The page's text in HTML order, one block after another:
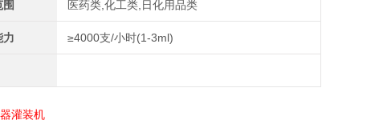
围 医药类,化工类,日化用品类
力 ≥4000支/小时(1-3ml)